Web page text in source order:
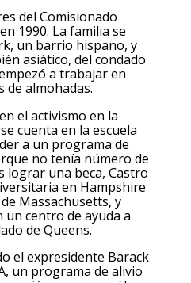
del Comisionado
1990. La familia se
un barrio hispano, y
asiático, del condado
a trabajar en
de almohadas.
el activismo en la
cuenta en la escuela
a un programa de
no tenía número de
lograr una beca, Castro
en Hampshire
Massachusetts, y
centro de ayuda a
de Queens.
el expresidente Barack
un programa de alivio